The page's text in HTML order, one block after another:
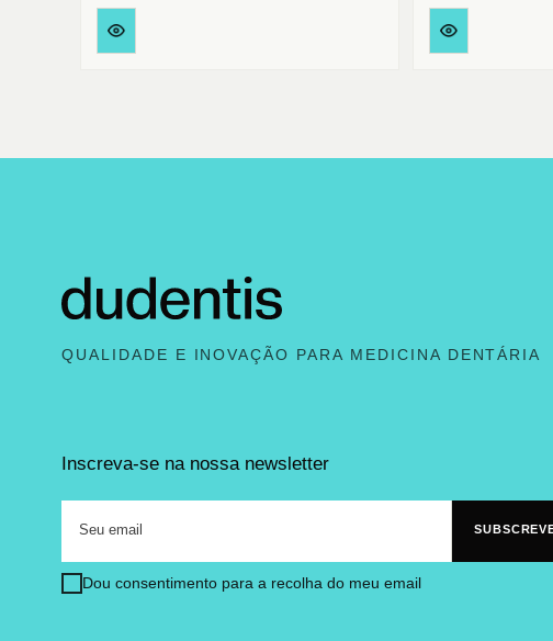
QUALIDADE E INOVAÇÃO PARA MEDICINA DENTÁRIA
Inscreva-se na nossa newsletter
Dou consentimento para a recolha do meu email